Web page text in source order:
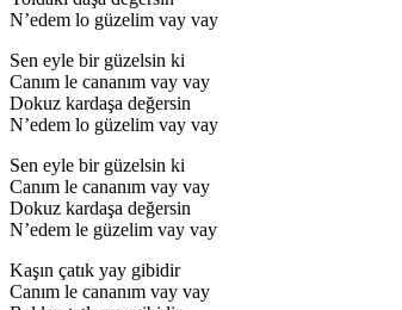
N’edem lo güzelim vay vay
Sen eyle bir güzelsin ki
Canım le cananım vay vay
Dokuz kardaşa değersin
N’edem lo güzelim vay vay
Sen eyle bir güzelsin ki
Canım le cananım vay vay
Dokuz kardaşa değersin
N’edem le güzelim vay vay
Kaşın çatık yay gibidir
Canım le cananım vay vay